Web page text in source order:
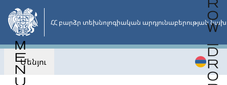
Անցնել
հիմնական
բովանդակությանը
ՀՀ բարձր տեխնոլոգիական արդյունաբերության
Մենյու